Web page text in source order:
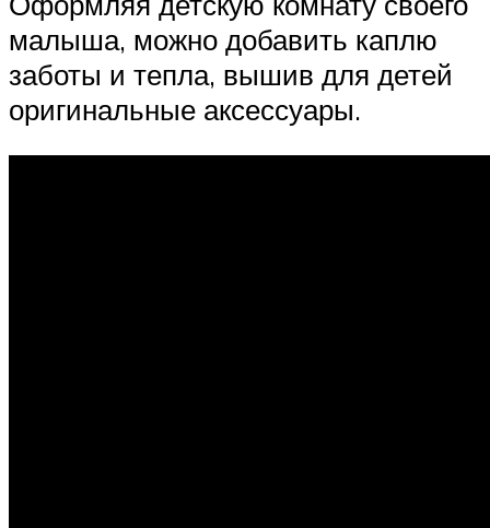
малыша, можно добавить каплю
заботы и тепла, вышив для детей
оригинальные аксессуары.